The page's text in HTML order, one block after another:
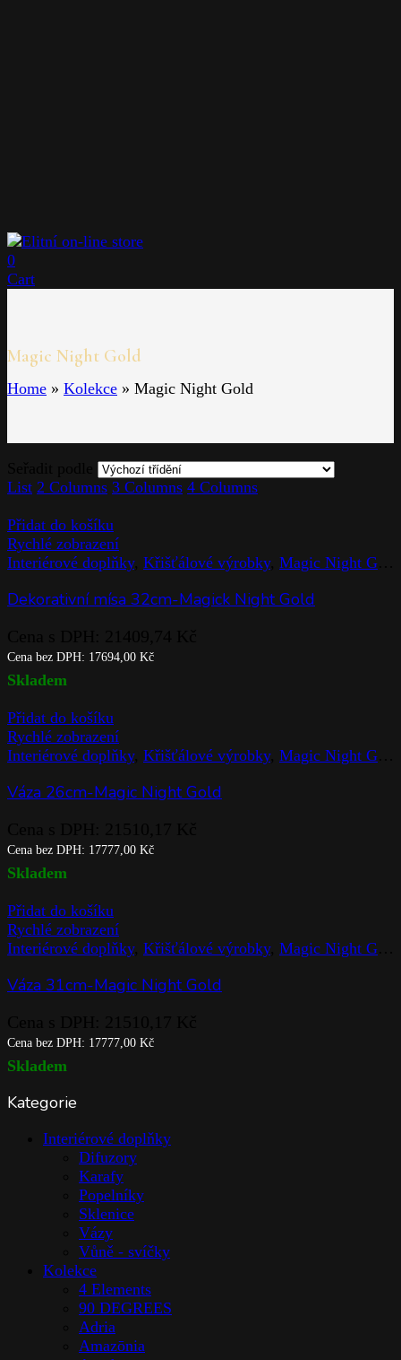
0
Cart
Magic Night Gold
Home » Kolekce » Magic Night Gold
List 2 Columns 3 Columns 4 Columns
Přidat do košíku
Rychlé zobrazení
Interiérové doplňky, Křišťálové výrobky, Magic Night Gold
Dekorativní mísa 32cm-Magick Night Gold
Cena bez DPH: 17694,00 Kč
Skladem
Přidat do košíku
Rychlé zobrazení
Interiérové doplňky, Křišťálové výrobky, Magic Night Gold
Váza 26cm-Magic Night Gold
Cena bez DPH: 17777,00 Kč
Skladem
Přidat do košíku
Rychlé zobrazení
Interiérové doplňky, Křišťálové výrobky, Magic Night Gold
Váza 31cm-Magic Night Gold
Cena bez DPH: 17777,00 Kč
Skladem
Kategorie
Interiérové doplňky
Difuzory
Karafy
Popelníky
Sklenice
Vázy
Vůně - svíčky
Kolekce
4 Elements
90 DEGREES
Adria
Amazōnia